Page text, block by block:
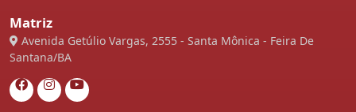
Matriz
Avenida Getúlio Vargas, 2555 - Santa Mônica - Feira De
Santana/BA